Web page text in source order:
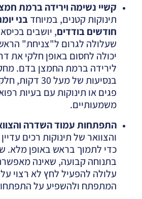
קשיי נשימה וירידה ברמת
תינוקות קטנים, במיוחדבני
חודשים בודדים, יושבים
שעלולה לגרום ל"צניחת"
יכולה לחסום באופן חלקי את
לירידה ברמת החמצן בדם.
בנסיעות של
פגים או תינוקות עם בעיות
משמעותיים.
התפתחות עמוד השדרה
והצוואר של תינוקות רכים
כדי לתמוך בראש באופן מלא.
בתנוחה קבועה, שאינה
עלולה להפעיל לחץ לא רצוי
המתפתח ולהשפיע על